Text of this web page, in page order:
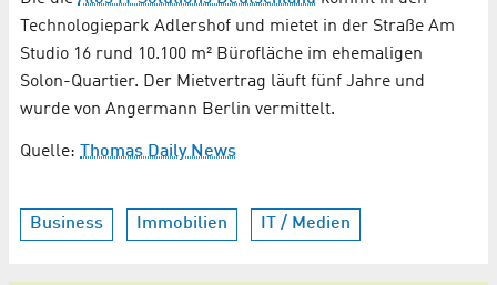
Technologiepark Adlershof und mietet in der Straße Am
Studio 16 rund 10.100 m² Bürofläche im ehemaligen
Solon-Quartier. Der Mietvertrag läuft fünf Jahre und
wurde von Angermann Berlin vermittelt.
Quelle: Thomas Daily News
Business Immobilien IT / Medien